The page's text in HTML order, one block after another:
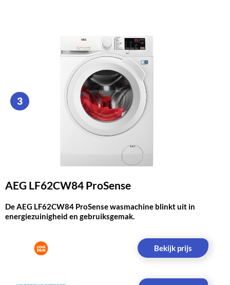
3
AEG LF62CW84 ProSense
De AEG LF62CW84 ProSense wasmachine blinkt uit in
energiezuinigheid en gebruiksgemak.
Bekijk prijs